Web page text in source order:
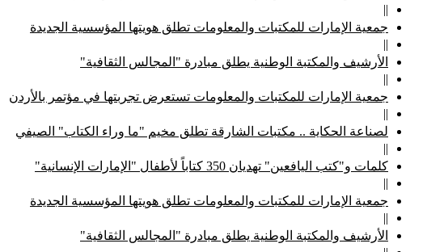
||
جمعية الإمارات للمكتبات والمعلومات تطلق هويتها المؤسسية الجديدة
||
الأرشيف والمكتبة الوطنية يطلق مبادرة "المجالس الثقافية"
||
جمعية الإمارات للمكتبات والمعلومات تستعرض تجربتها في مؤتمر بالأردن
||
لصناعة الحكاية .. مكتبات الشارقة تطلق مخيم "ما وراء الكتاب" الصيفي
||
كلمات و"كتب اليافعين" تهديان 350 كتاباً لأطفال "الإمارات الإنسانية"
||
جمعية الإمارات للمكتبات والمعلومات تطلق هويتها المؤسسية الجديدة
||
الأرشيف والمكتبة الوطنية يطلق مبادرة "المجالس الثقافية"